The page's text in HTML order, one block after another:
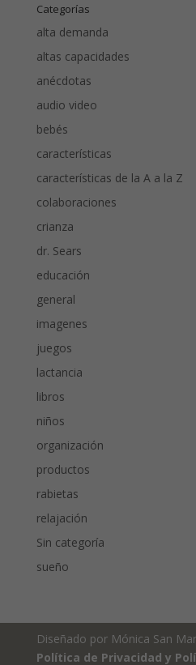
Categorías
alta demanda
altas capacidades
anécdotas
audio video
bebés
características
características de la A a la Z
colaboraciones
crianza
dr. Sears
educación
general
imagenes
juegos
lactancia
libros
niños
organización
productos
rabietas
relajación
Sin categoría
sueño
Diseñado por Mónica San
Política de Privacidad y